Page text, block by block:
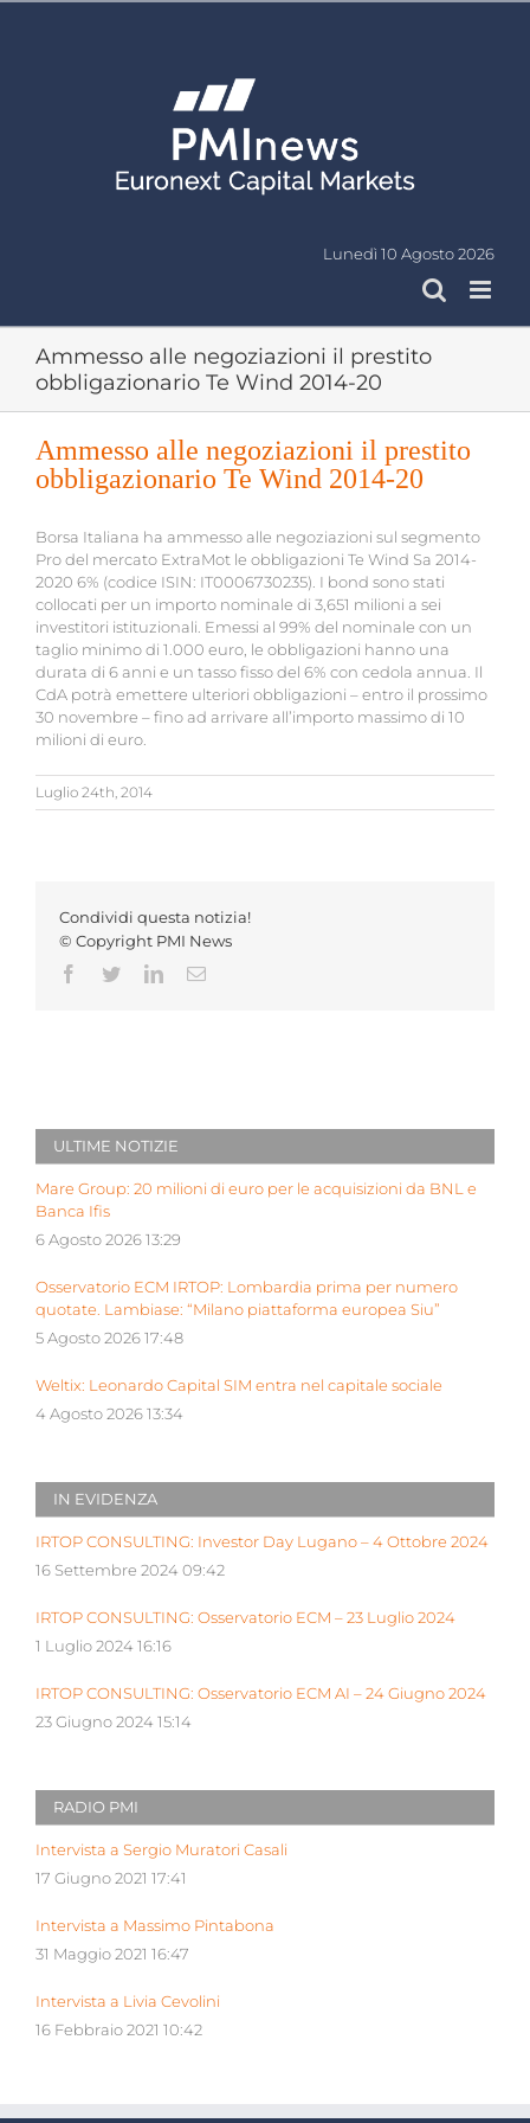
Lunedì 10 Agosto 2026
Ammesso alle negoziazioni il prestito
obbligazionario Te Wind 2014-20
Ammesso alle negoziazioni il prestito
obbligazionario Te Wind 2014-20
Borsa Italiana ha ammesso alle negoziazioni sul segmento
Pro del mercato ExtraMot le obbligazioni Te Wind Sa 2014-
2020 6% (codice ISIN: IT0006730235). I bond sono stati
collocati per un importo nominale di 3,651 milioni a sei
investitori istituzionali. Emessi al 99% del nominale con un
taglio minimo di 1.000 euro, le obbligazioni hanno una
durata di 6 anni e un tasso fisso del 6% con cedola annua. Il
CdA potrà emettere ulteriori obbligazioni – entro il prossimo
30 novembre – fino ad arrivare all’importo massimo di 10
milioni di euro.
Luglio 24th, 2014
Condividi questa notizia!
© Copyright PMI News
Facebook
TwitterLinkedInEmail
ULTIME NOTIZIE
Mare Group: 20 milioni di euro per le acquisizioni da BNL e
Banca Ifis
6 Agosto 2026 13:29
Osservatorio ECM IRTOP: Lombardia prima per numero
quotate. Lambiase: “Milano piattaforma europea Siu”
5 Agosto 2026 17:48
Weltix: Leonardo Capital SIM entra nel capitale sociale
4 Agosto 2026 13:34
IN EVIDENZA
IRTOP CONSULTING: Investor Day Lugano – 4 Ottobre 2024
16 Settembre 2024 09:42
IRTOP CONSULTING: Osservatorio ECM – 23 Luglio 2024
1 Luglio 2024 16:16
IRTOP CONSULTING: Osservatorio ECM AI – 24 Giugno 2024
23 Giugno 2024 15:14
RADIO PMI
Intervista a Sergio Muratori Casali
17 Giugno 2021 17:41
Intervista a Massimo Pintabona
31 Maggio 2021 16:47
Intervista a Livia Cevolini
16 Febbraio 2021 10:42